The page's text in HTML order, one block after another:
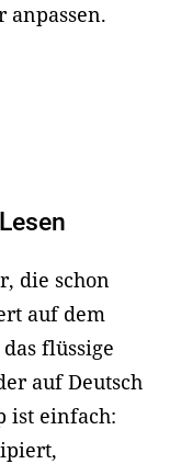
anpassen.
die schon
auf dem
flüssige
auf Deutsch
ist einfach: